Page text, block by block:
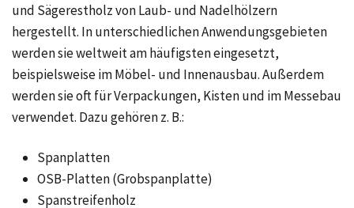
und Sägerestholz von Laub- und Nadelhölzern
hergestellt. In unterschiedlichen Anwendungsgebieten
werden sie weltweit am häufigsten eingesetzt,
beispielsweise im Möbel- und Innenausbau. Außerdem
werden sie oft für Verpackungen, Kisten und im Messebau
verwendet. Dazu gehören z. B.:
Spanplatten
OSB-Platten (Grobspanplatte)
Spanstreifenholz